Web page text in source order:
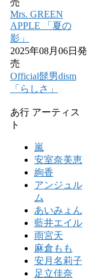
Mrs. GREEN
APPLE 「夏の
影」
2025年08月06日発
売
Official髭男dism
「らしさ」
あ行 アーティス
ト
嵐
安室奈美恵
絢香
アンジュル
ム
あいみょん
藍井エイル
雨宮天
麻倉もも
安月名莉子
足立佳奈